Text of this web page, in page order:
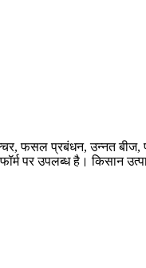
फसल प्रबंधन, उन्नत बीज,
पर उपलब्ध है। किसान